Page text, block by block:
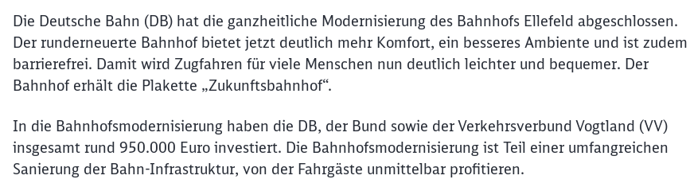
Die Deutsche Bahn (DB) hat die ganzheitliche Modernisierung des Bahnhofs Ellefeld abgeschlossen.
Der runderneuerte Bahnhof bietet jetzt deutlich mehr Komfort, ein besseres Ambiente und ist zudem
barrierefrei. Damit wird Zugfahren für viele Menschen nun deutlich leichter und bequemer. Der
Bahnhof erhält die Plakette „Zukunftsbahnhof“.
In die Bahnhofsmodernisierung haben die DB, der Bund sowie der Verkehrsverbund Vogtland (VV)
insgesamt rund 950.000 Euro investiert. Die Bahnhofsmodernisierung ist Teil einer umfangreichen
Sanierung der Bahn-Infrastruktur, von der Fahrgäste unmittelbar profitieren.